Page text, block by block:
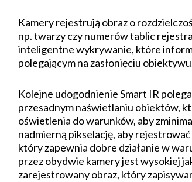
Kamery rejestrują obraz o
np. twarzy czy numerów tablic
inteligentne wykrywanie, które
polegającym na zasłonięciu
Kolejne udogodnienie Smart IR
przesadnym naświetlaniu obiektów,
oświetlenia do warunków, aby
nadmierną pikselację, aby
który zapewnia dobre działanie w
przez obydwie kamery jest wysokiej
zarejestrowany obraz, który